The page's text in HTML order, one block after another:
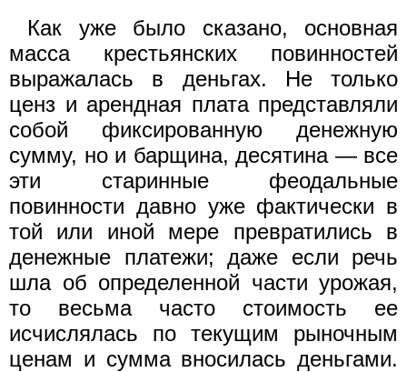
Как уже было сказано, основная
масса крестьянских повинностей
выражалась в деньгах. Не только
ценз и арендная плата представляли
собой фиксированную денежную
сумму, но и барщина, десятина — все
эти старинные феодальные
повинности давно уже фактически в
той или иной мере превратились в
денежные платежи; даже если речь
шла об определенной части урожая,
то весьма часто стоимость ее
исчислялась по текущим рыночным
ценам и сумма вносилась деньгами.